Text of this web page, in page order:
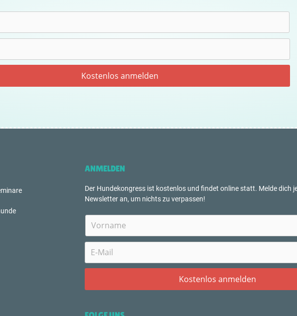
ANMELDEN
Der Hundekongress ist kostenlos und findet online statt. Melde dich
Newsletter an, um nichts zu verpassen!